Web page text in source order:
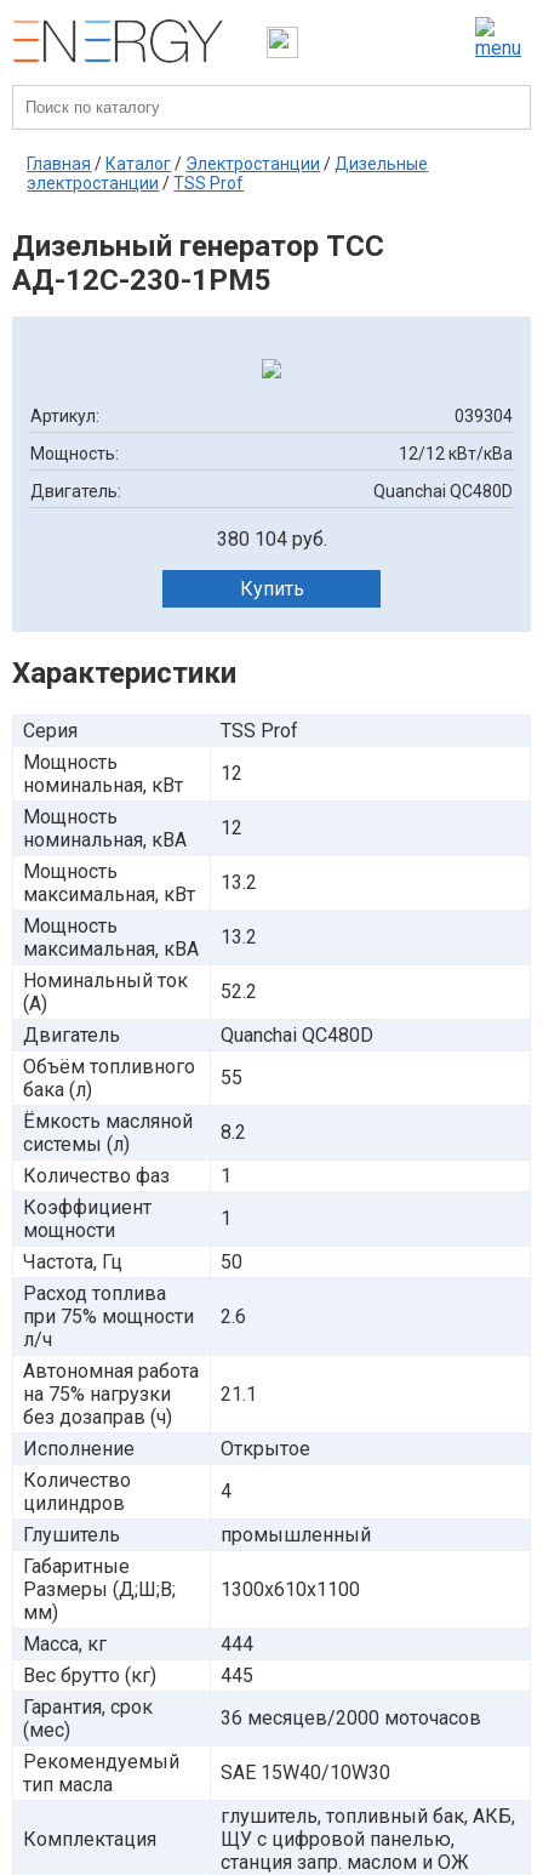
Главная / Каталог/ Электростанции / Дизельные
электростанции /TSS Prof
Дизельный генератор ТСС
АД-12С-230-1РМ5
Артикул:
039304
Мощность:
12/12 кВт/кВа
Двигатель:
Quanchai QC480D
380 104 руб.
Купить
Характеристики
Серия
TSS Prof
Мощность
номинальная, кВт
12
Мощность
номинальная, кВА
12
Мощность
максимальная, кВт
13.2
Мощность
максимальная, кВА
13.2
Номинальный ток
(А)
52.2
Двигатель
Quanchai QC480D
Объём топливного
бака (л)
55
Ёмкость масляной
системы (л)
8.2
Количество фаз
1
Коэффициент
мощности
1
Частота, Гц
50
Расход топлива
при 75% мощности
л/ч
2.6
Автономная работа
на 75% нагрузки
без дозаправ (ч)
21.1
Исполнение
Открытое
Количество
цилиндров
4
Глушитель
промышленный
Габаритные
Размеры (Д;Ш;В;
мм)
1300х610х1100
Масса, кг
444
Вес брутто (кг)
445
Гарантия, срок
(мес)
36 месяцев/2000 моточасов
Рекомендуемый
тип масла
SAE 15W40/10W30
Комплектация
глушитель, топливный бак, АКБ,
ЩУ с цифровой панелью,
станция запр. маслом и ОЖ